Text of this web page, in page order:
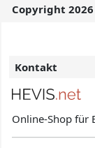
Copyright 2026
Kontakt
Online-Shop für